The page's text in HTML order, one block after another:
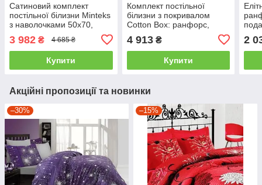
Сатиновий комплект
постільної білизни Minteks
з наволочками 50x70,
євро- 4 наволочки
3 982 ₴ 4 685 ₴
Купити
Комплект постільної
білизни з покривалом
Cotton Box: ранфорс,
євро- 4 наволочки
4 913₴
Купити
2
Акційні пропозиції та новинки
–30% –15%